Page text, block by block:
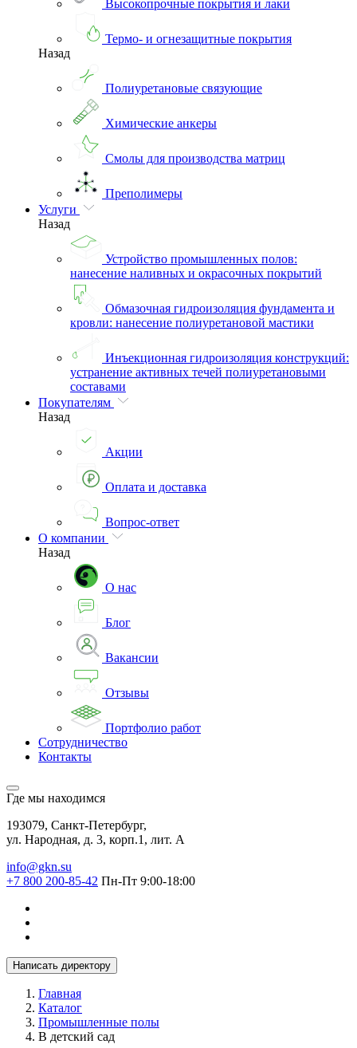
Высокопрочные покрытия и лаки
Термо- и огнезащитные покрытия
Назад
Полиуретановые связующие
Химические анкеры
Смолы для производства матриц
Преполимеры
Услуги
Назад
Устройство промышленных полов:
нанесение наливных и окрасочных покрытий
Обмазочная гидроизоляция фундамента и
кровли: нанесение полиуретановой мастики
Инъекционная гидроизоляция конструкций:
устранение активных течей полиуретановыми
составами
Покупателям
Назад
Акции
Оплата и доставка
Вопрос-ответ
О компании
Назад
О нас
Блог
Вакансии
Отзывы
Портфолио работ
Сотрудничество
Контакты
Где мы находимся
193079, Санкт-Петербург,
ул. Народная, д. 3, корп.1, лит. А
info@gkn.su
+7 800 200-85-42 Пн-Пт 9:00-18:00
Написать директору
Главная
Каталог
Промышленные полы
В детский сад